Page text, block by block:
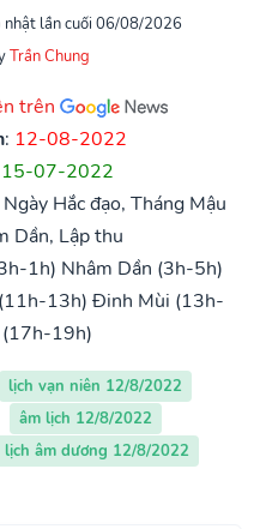
nhật lần cuối 06/08/2026
Trần Chung
trên
: 12-08-2022
15-07-2022
Hắc đạo, Tháng Mậu
Dần, Lập thu
1h) Nhâm Dần (3h-5h)
13h) Đinh Mùi (13h-
(17h-19h)
lịch vạn niên 12/8/2022
âm lịch 12/8/2022
lịch âm dương 12/8/2022